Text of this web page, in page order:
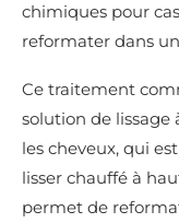
chimiques pour
reformater dans
Ce traitement
solution de lissage
les cheveux, qui
lisser chauffé à
permet de